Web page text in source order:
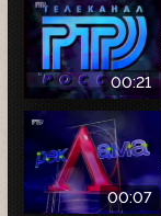
00:21
00:07